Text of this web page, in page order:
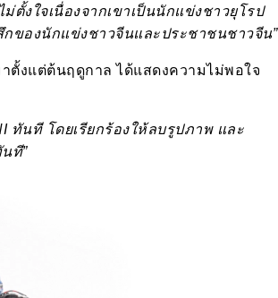
ตั้งใจเนื่องจากเขาเป็นนักแข่งชาวยุโรป
ของนักแข่งชาวจีนและประชาชนชาวจีน”
ตั้งแต่ต้นฤดูกาล ได้แสดงความไม่พอใจ
ทันที โดยเรียกร้องให้ลบรูปภาพ และ
ที”